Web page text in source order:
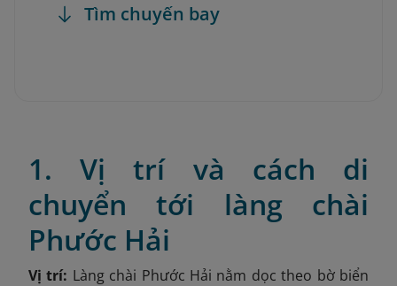
Tìm chuyến bay
1. Vị trí và cách di
chuyển tới làng chài
Phước Hải
Vị trí: Làng chài Phước Hải nằm dọc theo bờ biển